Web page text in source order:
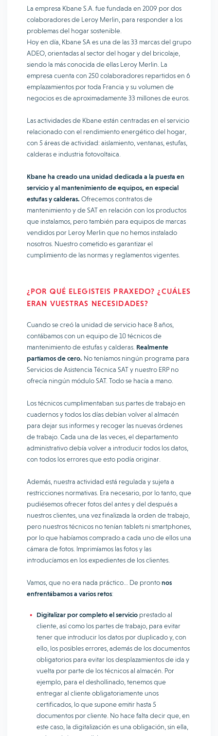
La empresa Kbane S.A. fue fundada en 2009 por dos
colaboradores de Leroy Merlin, para responder a los
problemas del hogar sostenible.
Hoy en día, Kbane SA es una de las 33 marcas del grupo
ADEO, orientadas al sector del hogar y del bricolaje,
siendo la más conocida de ellas Leroy Merlin. La
empresa cuenta con 250 colaboradores repartidos en 6
emplazamientos por toda Francia y su volumen de
negocios es de aproximadamente 33 millones de euros.
Las actividades de Kbane están centradas en el servicio
relacionado con el rendimiento energético del hogar,
con 5 áreas de actividad: aislamiento, ventanas, estufas,
calderas e industria fotovoltaica.
Kbane ha creado una unidad dedicada a la puesta en
servicio y al mantenimiento de equipos, en especial
estufas y calderas. Ofrecemos contratos de
mantenimiento y de SAT en relación con los productos
que instalamos, pero también para equipos de marcas
vendidos por Leroy Merlin que no hemos instalado
nosotros. Nuestro cometido es garantizar el
cumplimiento de las normas y reglamentos vigentes.
¿POR QUÉ ELEGISTEIS PRAXEDO? ¿CUÁLES
ERAN VUESTRAS NECESIDADES?
Cuando se creó la unidad de servicio hace 8 años,
contábamos con un equipo de 10 técnicos de
mantenimiento de estufas y calderas. Realmente
partíamos de cero. No teníamos ningún programa para
Servicios de Asistencia Técnica SAT y nuestro ERP no
ofrecía ningún módulo SAT. Todo se hacía a mano.
Los técnicos cumplimentaban sus partes de trabajo en
cuadernos y todos los días debían volver al almacén
para dejar sus informes y recoger las nuevas órdenes
de trabajo. Cada una de las veces, el departamento
administrativo debía volver a introducir todos los datos,
con todos los errores que esto podía originar.
Además, nuestra actividad está regulada y sujeta a
restricciones normativas. Era necesario, por lo tanto, que
pudiésemos ofrecer fotos del antes y del después a
nuestros clientes, una vez finalizada la orden de trabajo,
pero nuestros técnicos no tenían tablets ni smartphones,
por lo que habíamos comprado a cada uno de ellos una
cámara de fotos. Imprimíamos las fotos y las
introducíamos en los expedientes de los clientes.
Vamos, que no era nada práctico… De prontonos
enfrentábamos a varios retos:
Digitalizar por completo el servicio prestado al
cliente, así como los partes de trabajo, para evitar
tener que introducir los datos por duplicado y, con
ello, los posibles errores, además de los documentos
obligatorios para evitar los desplazamientos de ida y
vuelta por parte de los técnicos al almacén. Por
ejemplo, para el deshollinado, tenemos que
entregar al cliente obligatoriamente unos
certificados, lo que supone emitir hasta 5
documentos por cliente. No hace falta decir que, en
este caso, la digitalización es una obligación, sin ella,